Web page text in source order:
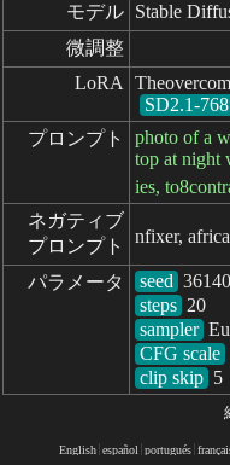
モデル Stable
微調整
LoRA
SD2.1-768
プロンプト
photo of a
top at night
ies,
ネガティブ
プロンプト
nfixer,
パラメータ seed
steps
sampler
CFG scale
clip skip 5
English español portugués